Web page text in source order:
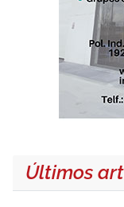
Últimos